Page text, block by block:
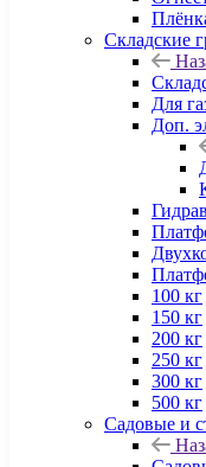
Складские
Для
Доп.
100 кг
150 кг
200 кг
250 кг
300 кг
500 кг
Садовые и